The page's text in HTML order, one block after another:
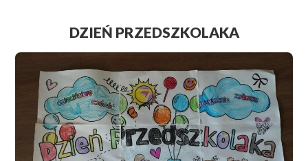
DZIEŃ PRZEDSZKOLAKA